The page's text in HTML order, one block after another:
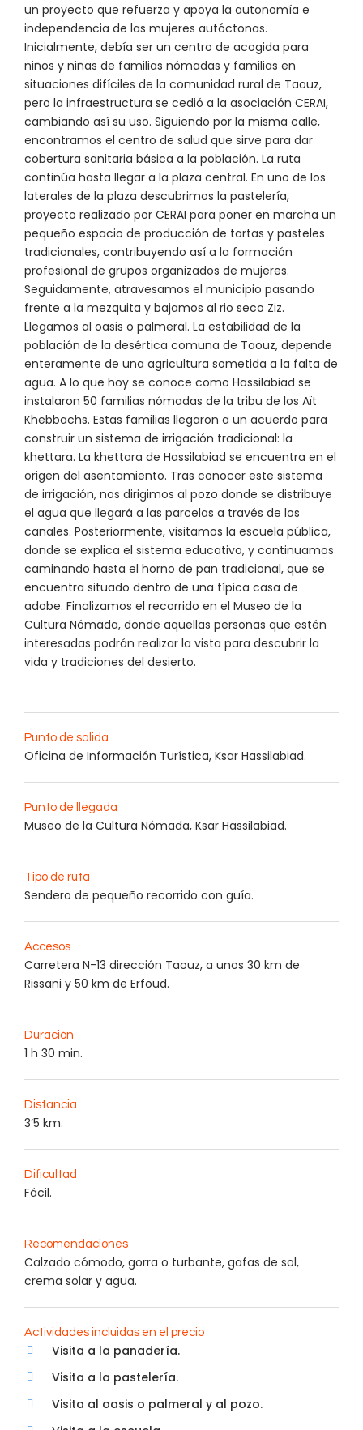
un proyecto que refuerza y apoya la autonomía e
independencia de las mujeres autóctonas.
Inicialmente, debía ser un centro de acogida para
niños y niñas de familias nómadas y familias en
situaciones difíciles de la comunidad rural de Taouz,
pero la infraestructura se cedió a la asociación CERAI,
cambiando así su uso. Siguiendo por la misma calle,
encontramos el centro de salud que sirve para dar
cobertura sanitaria básica a la población. La ruta
continúa hasta llegar a la plaza central. En uno de los
laterales de la plaza descubrimos la pastelería,
proyecto realizado por CERAI para poner en marcha un
pequeño espacio de producción de tartas y pasteles
tradicionales, contribuyendo así a la formación
profesional de grupos organizados de mujeres.
Seguidamente, atravesamos el municipio pasando
frente a la mezquita y bajamos al rio seco Ziz.
Llegamos al oasis o palmeral. La estabilidad de la
población de la desértica comuna de Taouz, depende
enteramente de una agricultura sometida a la falta de
agua. A lo que hoy se conoce como Hassilabiad se
instalaron 50 familias nómadas de la tribu de los Aït
Khebbachs. Estas familias llegaron a un acuerdo para
construir un sistema de irrigación tradicional: la
khettara. La khettara de Hassilabiad se encuentra en el
origen del asentamiento. Tras conocer este sistema
de irrigación, nos dirigimos al pozo donde se distribuye
el agua que llegará a las parcelas a través de los
canales. Posteriormente, visitamos la escuela pública,
donde se explica el sistema educativo, y continuamos
caminando hasta el horno de pan tradicional, que se
encuentra situado dentro de una típica casa de
adobe. Finalizamos el recorrido en el Museo de la
Cultura Nómada, donde aquellas personas que estén
interesadas podrán realizar la vista para descubrir la
vida y tradiciones del desierto.
Punto de salida
Oficina de Información Turística, Ksar Hassilabiad.
Punto de llegada
Museo de la Cultura Nómada, Ksar Hassilabiad.
Tipo de ruta
Sendero de pequeño recorrido con guía.
Accesos
Carretera N-13 dirección Taouz, a unos 30 km de
Rissani y 50 km de Erfoud.
Duración
1 h 30 min.
Distancia
3’5 km.
Dificultad
Fácil.
Recomendaciones
Calzado cómodo, gorra o turbante, gafas de sol,
crema solar y agua.
Actividades incluidas en el precio
Visita a la panadería.
Visita a la pastelería.
Visita al oasis o palmeral y al pozo.